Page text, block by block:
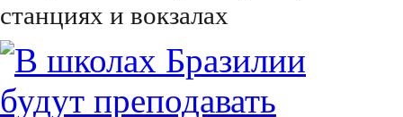
станциях и вокзалах